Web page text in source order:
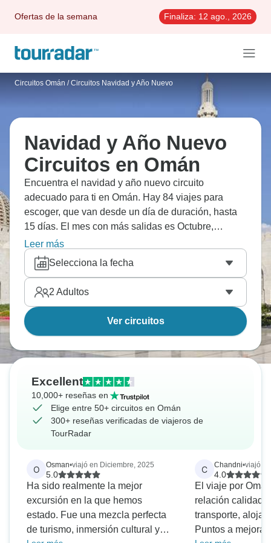
Ofertas de la semana Finaliza: 12 ago., 2026
Circuitos Omán / Circuitos Navidad y Año Nuevo
Navidad y Año Nuevo
Circuitos en Omán
Encuentra el navidad y año nuevo circuito
adecuado para ti en Omán. Hay 84 viajes para
escoger, que van desde un día de duración, hasta
15 días. El mes con más salidas es Octubre,
convirtiéndolo en la época más popular para visitar
Omán.
Leer más
Selecciona la fecha
2 Adultos
Ver circuitos
Excellent
10,000+ reseñas en
Elige entre 50+ circuitos en Omán
300+ reseñas verificadas de viajeros de
TourRadar
O Osman•viajó en Diciembre, 2025
5.0
Ha sido realmente la mejor
excursión en la que hemos
estado. Fue una mezcla perfecta
de turismo, inmersión cultural y
C Chandni•viajó
4.0
El viaje por
relación calidad-
transporte,
Puntos a